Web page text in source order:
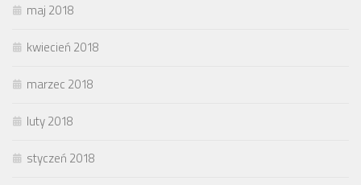
maj 2018
kwiecień 2018
marzec 2018
luty 2018
styczeń 2018